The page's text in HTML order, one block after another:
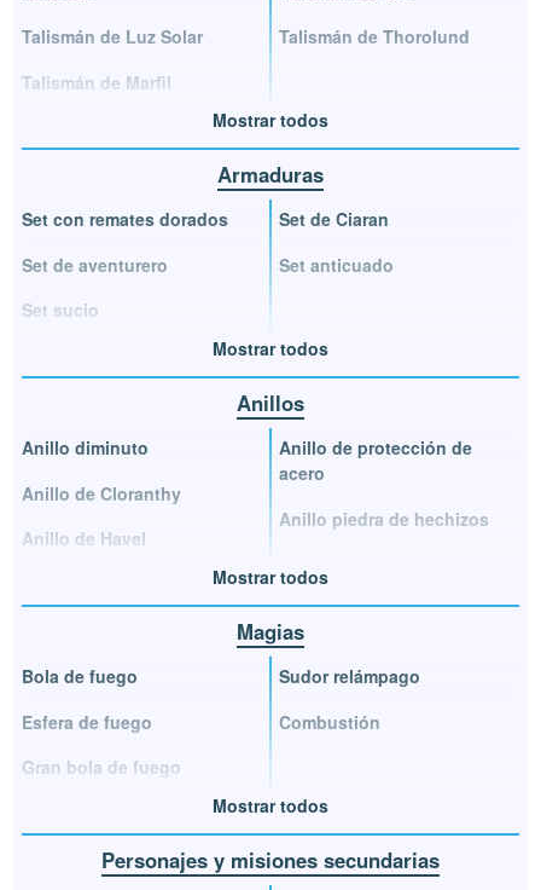
Talismán de Luz Solar
Talismán de Marfil
Talismán de Thorolund
Mostrar todos
Armaduras
Set con remates dorados
Set de aventurero
Set sucio
Set de Ciaran
Set anticuado
Mostrar todos
Anillos
Anillo diminuto
Anillo de Cloranthy
Anillo de Havel
Anillo de protección de
acero
Anillo piedra de hechizos
Mostrar todos
Magias
Bola de fuego
Esfera de fuego
Gran bola de fuego
Sudor relámpago
Combustión
Mostrar todos
Personajes y misiones secundarias